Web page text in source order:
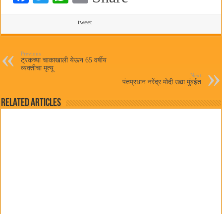
ts
pp
ail
tweet
Previous
ट्रकच्या चाकाखाली येऊन 65 वर्षीय
व्यक्तीचा मृत्यू
Next
पंतप्रधान नरेंद्र मोदी उद्या मुंबईत
Related Articles